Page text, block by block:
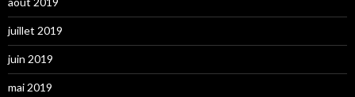
juillet 2019
juin 2019
mai 2019